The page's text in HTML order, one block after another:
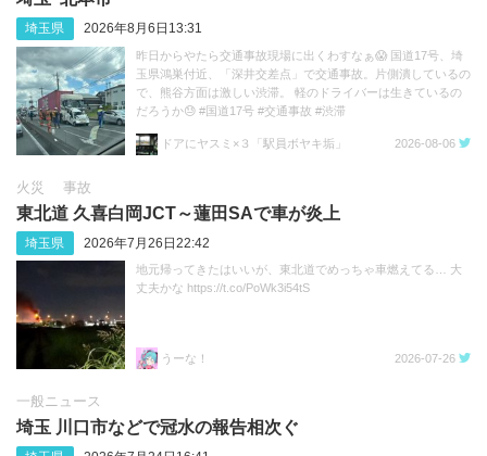
埼玉県 2026年8月6日13:31
昨日からやたら交通事故現場に出くわすなぁ😱 国道17号、埼
玉県鴻巣付近、「深井交差点」で交通事故。片側潰しているの
で、熊谷方面は激しい渋滞。 軽のドライバーは生きているの
だろうか😓 #国道17号 #交通事故 #渋滞
ドアにヤスミ×３「駅員ボヤキ垢」
2026-08-06
火災 事故
東北道 久喜白岡JCT～蓮田SAで車が炎上
埼玉県 2026年7月26日22:42
地元帰ってきたはいいが、東北道でめっちゃ車燃えてる… 大
丈夫かな https://t.co/PoWk3i54tS
うーな！ 2026-07-26
一般ニュース
埼玉 川口市などで冠水の報告相次ぐ